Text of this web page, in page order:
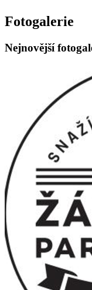
Fotogalerie
Nejnovější